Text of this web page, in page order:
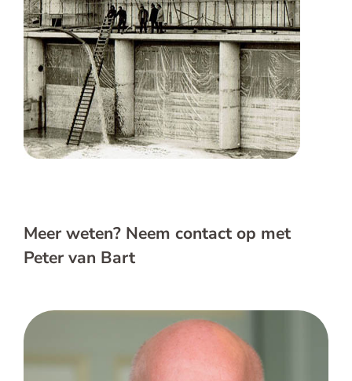
Meer weten? Neem contact op met
Peter van Bart